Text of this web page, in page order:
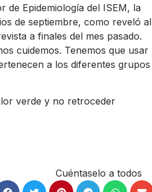
de Epidemiología del ISEM, la
de septiembre, como reveló al
a finales del mes pasado.
cuidemos. Tenemos que usar
a los diferentes grupos
verde y no retroceder
Cuéntaselo a todos